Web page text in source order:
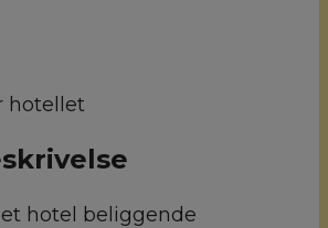
hotellet
hotel beliggende